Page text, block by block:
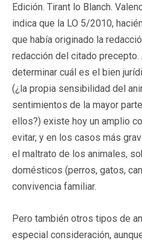
Edición. Tirant lo Blanch.
indica que la LO 5/2010,
que había originado la
redacción del citado
determinar cuál es el bien
(¿la propia sensibilidad del
sentimientos de la mayor
ellos?) existe hoy un amplio
evitar, y en los casos más
el maltrato de los animales,
domésticos (perros, gatos,
convivencia familiar.
Pero también otros tipos de
especial consideración,